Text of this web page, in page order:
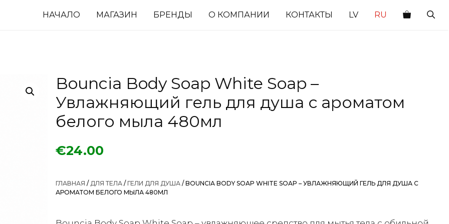
НАЧАЛО МАГАЗИН БРЕНДЫ О КОМПАНИИ КОНТАКТЫ LV RU
Bouncia Body Soap White Soap –
Увлажняющий гель для душа с ароматом
белого мыла 480мл
€24.00
ГЛАВНАЯ /ДЛЯ ТЕЛА /ГЕЛИ ДЛЯ ДУША / BOUNCIA BODY SOAP WHITE SOAP – УВЛАЖНЯЮЩИЙ ГЕЛЬ ДЛЯ ДУША С
АРОМАТОМ БЕЛОГО МЫЛА 480МЛ